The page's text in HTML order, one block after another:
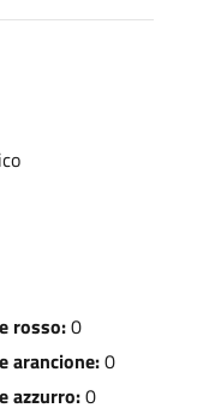
rosso:0
arancione:0
azzurro:0